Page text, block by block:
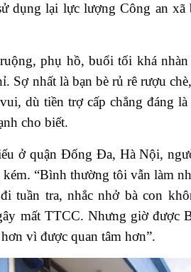
dụng lại lực lượng Công an xã
phụ hồ, buổi tối khá
Sợ nhất là bạn bè rủ rê rượu
dù tiền trợ cấp chẳng đáng
cho biết.
ở quận Đống Đa, Hà Nội,
“Bình thường tôi vẫn làm
tuần tra, nhắc nhở bà con
mất TTCC. Nhưng giờ được
vì được quan tâm hơn”.